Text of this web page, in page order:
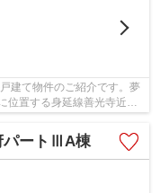
建て物件のご紹介です。夢
位置する身延線善光寺近く
望...
パートⅢA棟